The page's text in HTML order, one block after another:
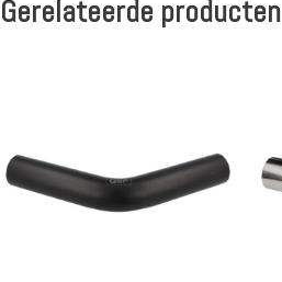
Gerelateerde producten